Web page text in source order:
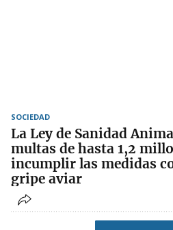
SOCIEDAD
La Ley de Sanidad
multas de hasta 1,2
incumplir las medidas
gripe aviar